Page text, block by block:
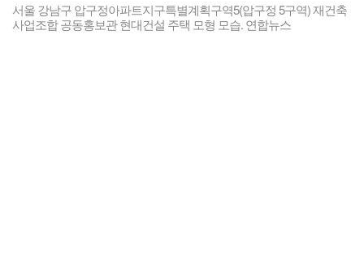
서울 강남구 압구정아파트지구특별계획구역5(압구정 5구역) 재건축
사업조합 공동홍보관 현대건설 주택 모형 모습. 연합뉴스